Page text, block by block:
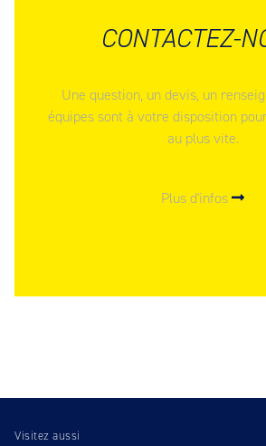
CONTACTEZ-
Une question, un devis, un
équipes sont à votre disposition
au plus vite.
Plus d'infos
Visitez aussi